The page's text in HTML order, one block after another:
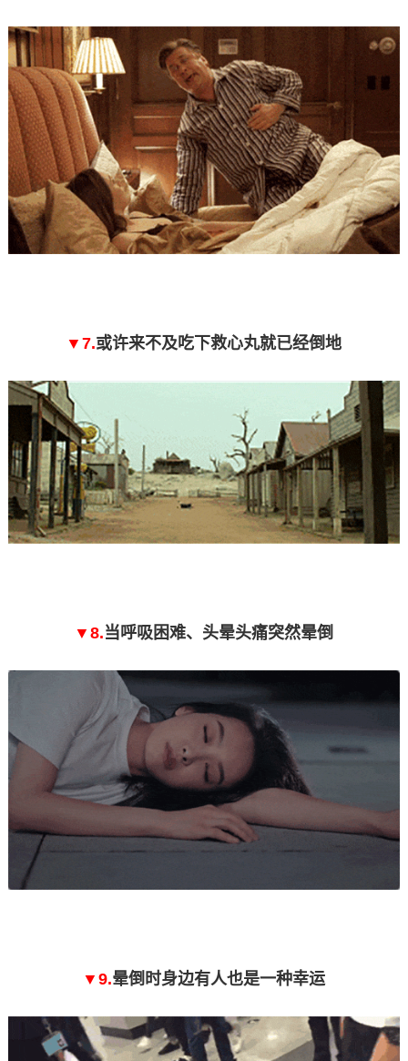
▼7.或许来不及吃下救心丸就已经倒地
▼8.当呼吸困难、头晕头痛突然晕倒
▼9.晕倒时身边有人也是一种幸运